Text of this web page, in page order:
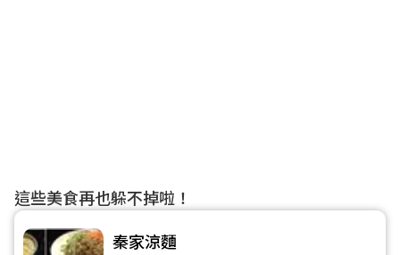
這些美食再也躲不掉啦！
秦家涼麵